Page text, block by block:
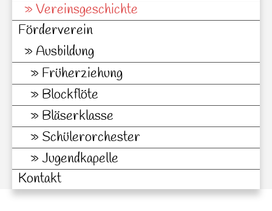
Vereinsgeschichte
Förderverein
Ausbildung
Früherziehung
Blockflöte
Bläserklasse
Schülerorchester
Jugendkapelle
Kontakt